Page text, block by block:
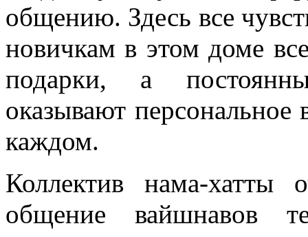
общению. Здесь все
новичкам в этом доме
подарки, а
оказывают
каждом.
Коллектив нама-хатты
общение вайшнавов